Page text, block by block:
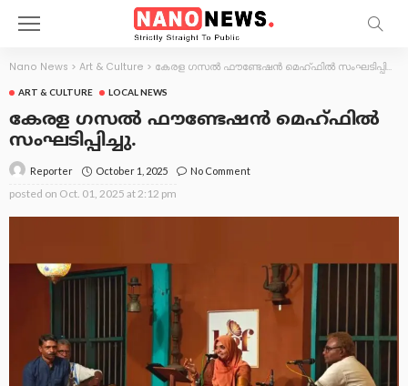
Nano News > Art & Culture > കേരള ഗസൽ ഫൗണ്ടേഷൻ മെഹ്ഫിൽ സംഘടിപ്പിച്ചു.
ART & CULTURE LOCAL NEWS
കേരള ഗസൽ ഫൗണ്ടേഷൻ മെഹ്ഫിൽ
സംഘടിപ്പിച്ചു.
Reporter October 1, 2025 No Comment
posted on Oct. 01, 2025 at 2:12 pm